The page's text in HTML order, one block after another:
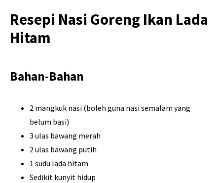
Resepi Nasi Goreng Ikan Lada
Hitam
Bahan-Bahan
2 mangkuk nasi (boleh guna nasi semalam yang
belum basi)
3 ulas bawang merah
2 ulas bawang putih
1 sudu lada hitam
Sedikit kunyit hidup